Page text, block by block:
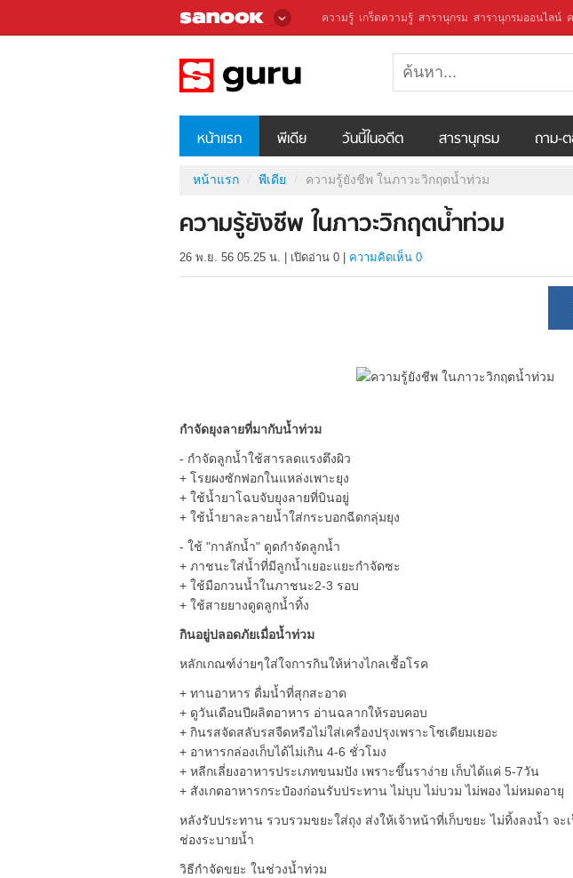
ความรู้ เกร็ดความรู้ สารานุกรม สารานุกรมออนไลน์
หน้าแรก พีเดีย วันนี้ในอดีต สารานุกรม ถาม-
หน้าแรก พีเดีย ความรู้ยังชีพ ในภาวะวิกฤตน้ำท่วม
ความรู้ยังชีพ ในภาวะวิกฤตน้ำท่วม
26 พ.ย. 56 05.25 น. เปิดอ่าน 0 ความคิดเห็น 0
กำจัดยุงลายที่มากับน้ำท่วม
- กำจัดลูกน้ำใช้สารลดแรงตึงผิว
+ โรยผงซักฟอกในแหล่งเพาะยุง
+ ใช้น้ำยาโฉบจับยุงลายที่บินอยู่
+ ใช้น้ำยาละลายน้ำใส่กระบอกฉีดกลุ่มยุง
- ใช้ "กาลักน้ำ" ดูดกำจัดลูกน้ำ
+ ภาชนะใส่น้ำที่มีลูกน้ำเยอะแยะกำจัดซะ
+ ใช้มือกวนน้ำในภาชนะ2-3 รอบ
+ ใช้สายยางดูดลูกน้ำทิ้ง
กินอยู่ปลอดภัยเมื่อน้ำท่วม
หลักเกณฑ์ง่ายๆใส่ใจการกินให้ห่างไกลเชื้อโรค
+ ทานอาหาร ดื่มน้ำที่สุกสะอาด
+ ดูวันเดือนปีผลิตอาหาร อ่านฉลากให้รอบคอบ
+ กินรสจัดสลับรสจืดหรือไม่ใส่เครื่องปรุงเพราะโซเดียมเยอะ
+ อาหารกล่องเก็บได้ไม่เกิน 4-6 ชั่วโมง
+ หลีกเลี่ยงอาหารประเภทขนมปัง เพราะขึ้นราง่าย เก็บได้แค่ 5-7วัน
+ สังเกตอาหารกระป๋องก่อนรับประทาน ไม่บุบ ไม่บวม ไม่พอง ไม่หมดอายุ
หลังรับประทาน รวบรวมขยะใส่ถุง ส่งให้เจ้าหน้าที่เก็บขยะ ไม่ทิ้งลงน้ำ จะ
ช่องระบายน้ำ
วิธีกำจัดขยะ ในช่วงน้ำท่วม